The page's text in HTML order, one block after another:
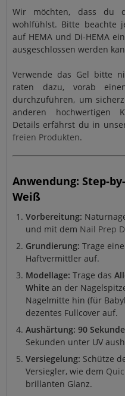
Wir möchten, dass du
wohlfühlst. Bitte beachte
auf HEMA und Di-HEMA
ausgeschlossen werden
Verwende das Gel bitte
raten dazu, vorab
durchzuführen, um
anderen hochwertigen
Details erfährst du in
freien Produkten.
Anwendung: Step-
Weiß
Vorbereitung:
und mit dem Nail Prep
Grundierung: Trage
Haftvermittler auf.
Modellage: Trage das
White an der
Nagelmitte hin (für
dezentes Fullcover auf.
Aushärtung: 90
Sekunden unter UV
Versiegelung: Schütze
Versiegler, wie dem
brillanten Glanz.